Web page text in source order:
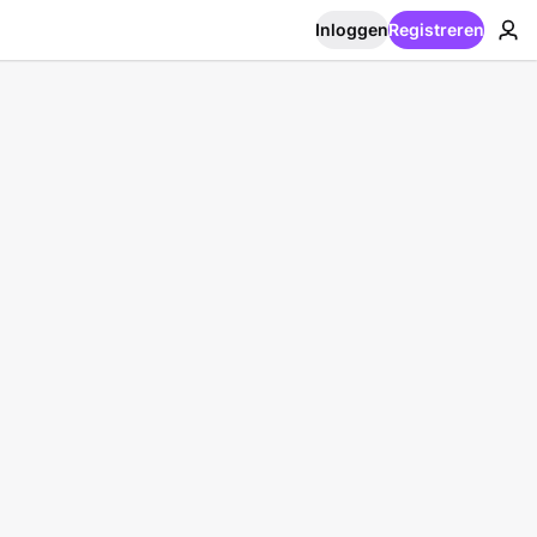
InloggenRegistreren